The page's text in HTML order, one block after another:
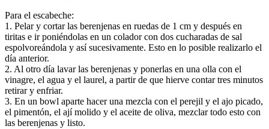
Para el escabeche:
1. Pelar y cortar las berenjenas en ruedas de 1 cm y después en
tiritas e ir poniéndolas en un colador con dos cucharadas de sal
espolvoreándola y así sucesivamente. Esto en lo posible realizarlo el
día anterior.
2. Al otro día lavar las berenjenas y ponerlas en una olla con el
vinagre, el agua y el laurel, a partir de que hierve contar tres minutos
retirar y enfriar.
3. En un bowl aparte hacer una mezcla con el perejil y el ajo picado,
el pimentón, el ají molido y el aceite de oliva, mezclar todo esto con
las berenjenas y listo.